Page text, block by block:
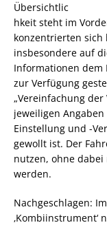
Übersichtlic
hkeit steht im
konzentrierten sich
insbesondere auf
Informationen dem
zur Verfügung
„Vereinfachung
jeweiligen
Einstellung und -
gewollt ist. Der
nutzen, ohne
werden.
Nachgeschlagen:
‚Kombiinstrument‘